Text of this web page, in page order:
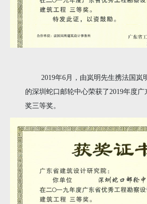
2019年6月，由岚明先生携法国岚
的深圳蛇口邮轮中心荣获了2019年度
奖三等奖。